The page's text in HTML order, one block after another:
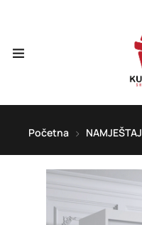
Početna NAMJEŠTAJ